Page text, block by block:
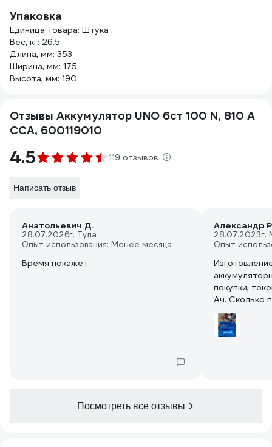
Упаковка
Единица товара: Штука
Вес, кг: 26.5
Длина, мм: 353
Ширина, мм: 175
Высота, мм: 190
Отзывы Аккумулятор UNO 6ст 100 N, 810 А
CCA, 600119010
4.5 119 отзывов
Написать отзыв
Анатольевич Д.
28.07.2026г. Тула
Опыт использования: Менее месяца
Время покажет
Александр
28.07.2023г.
Опыт
покупки,
Ач. Сколько
Посмотреть все отзывы